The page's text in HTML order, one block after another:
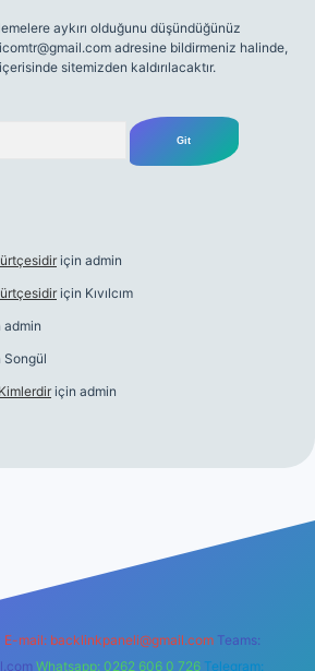
aykırı olduğunu düşündüğünüz
adresine bildirmeniz halinde,
sitemizden kaldırılacaktır.
için admin
için Kıvılcım
admin
Songül
için admin
E-mail: backlinkpaneli@gmail.com Teams:
Whatsapp: 0262 606 0 726 Telegram: